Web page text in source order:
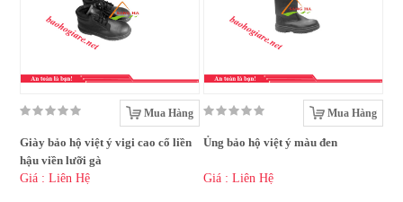
Mua Hàng
Giày bảo hộ việt ý vigi cao cổ liền
hậu viền lưỡi gà
Giá : Liên Hệ
Mua Hàng
Ủng bảo hộ việt ý màu đen
Giá : Liên Hệ